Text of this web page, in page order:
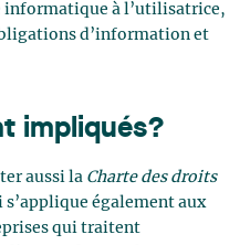
informatique à l’utilisatrice,
d’information et
impliqués?
aussi la Charte des droits
s’applique également aux
qui traitent